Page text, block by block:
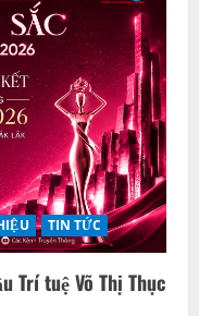
TIN TỨC
Trí tuệ Võ Thị Thục